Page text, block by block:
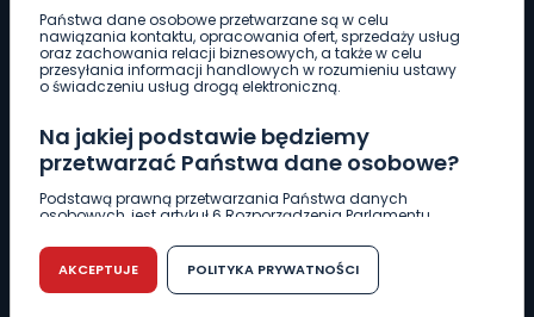
Państwa dane osobowe przetwarzane są w celu
nawiązania kontaktu, opracowania ofert, sprzedaży usług
oraz zachowania relacji biznesowych, a także w celu
przesyłania informacji handlowych w rozumieniu ustawy
o świadczeniu usług drogą elektroniczną.
Na jakiej podstawie będziemy
przetwarzać Państwa dane osobowe?
Podstawą prawną przetwarzania Państwa danych
osobowych, jest artykuł 6 Rozporządzenia Parlamentu
r. w sprawie ochrony osób fizycznych w związku z
przetwarzaniem danych osobowych w sprawie
swobodnego przepływu takich danych oraz uchylenia
dyrektywy 95/46/WE (RODO).
AKCEPTUJE POLITYKA PRYWATNOŚCI
REDAKCJA
62 735 22 22redakcja@wlkp24.info
DZIAŁ REKLAMY
62 735 01 85 reklama@wlkp24.info
WIADOMOŚCI
CIEKAWOSTKI